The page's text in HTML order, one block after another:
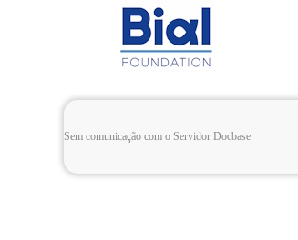
Sem comunicação com o Servidor Docbase